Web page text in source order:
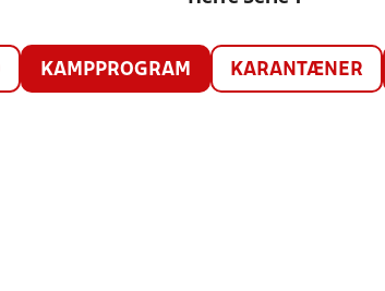
KAMPPROGRAM KARANTÆNER